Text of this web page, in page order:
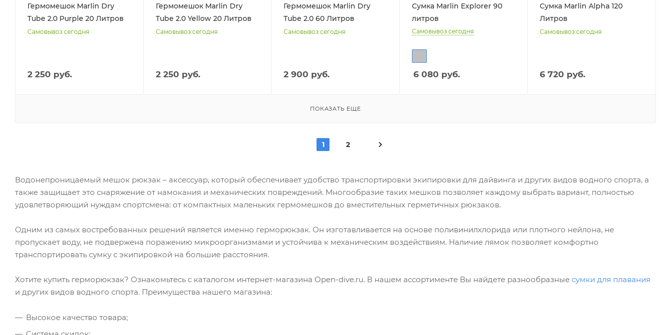
Гермомешок Marlin Dry
Tube 2.0 Purple 20 Литров
Самовывоз сегодня
2 250 руб.
Гермомешок Marlin Dry
Tube 2.0 Yellow 20 Литров
Самовывоз сегодня
2 250 руб.
Гермомешок Marlin Dry
Tube 2.0 60 Литров
Самовывоз сегодня
2 900 руб.
Сумка Marlin Explorer 90
литров
Самовывоз сегодня
6 080 руб.
Сумка Marlin Alpha 120
Литров
Самовывоз сегодня
6 720 руб.
ПОКАЗАТЬ ЕЩЕ
1 2
Водонепроницаемый мешок рюкзак – аксессуар, который обеспечивает удобство транспортировки экипировки для дайвинга и других видов водного спорта, а
также защищает это снаряжение от намокания и механических повреждений. Многообразие таких мешков позволяет каждому выбрать вариант, полностью
удовлетворяющий нуждам спортсмена: от компактных маленьких гермомешков до вместительных герметичных рюкзаков.
Одним из самых востребованных решений является именно герморюкзак. Он изготавливается на основе поливинилхлорида или плотного нейлона, не
пропускает воду, не подвержена поражению микроорганизмами и устойчива к механическим воздействиям. Наличие лямок позволяет комфортно
транспортировать сумку с экипировкой на большие расстояния.
Хотите купить герморюкзак? Ознакомьтесь с каталогом интернет-магазина Open-dive.ru. В нашем ассортименте Вы найдете разнообразные сумки для плавания
и других видов водного спорта. Преимущества нашего магазина:
Высокое качество товара;